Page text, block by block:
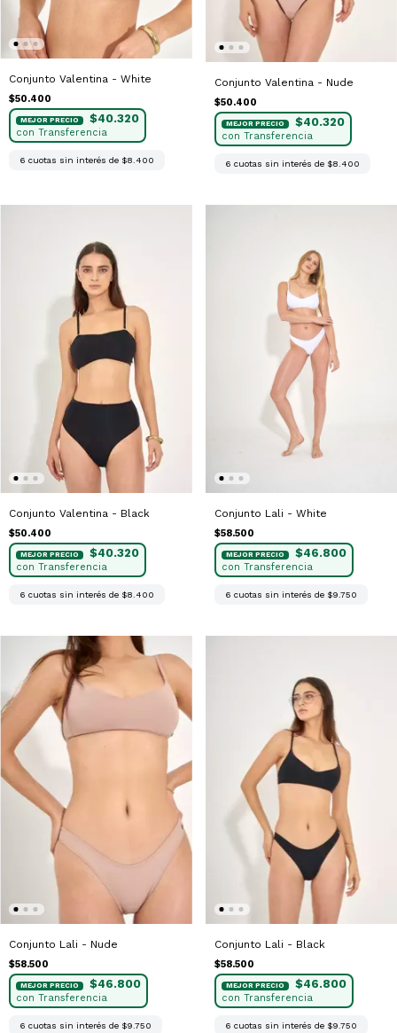
Conjunto Valentina - White
$50.400
$40.320
6 cuotas sin interés de $8.400
Conjunto Valentina - Nude
$50.400
$40.320
6 cuotas sin interés de $8.400
Conjunto Valentina - Black
$50.400
$40.320
6 cuotas sin interés de $8.400
Conjunto Lali - White
$58.500
$46.800
6 cuotas sin interés de $9.750
Conjunto Lali - Nude
$58.500
$46.800
6 cuotas sin interés de $9.750
Conjunto Lali - Black
$58.500
$46.800
6 cuotas sin interés de $9.750